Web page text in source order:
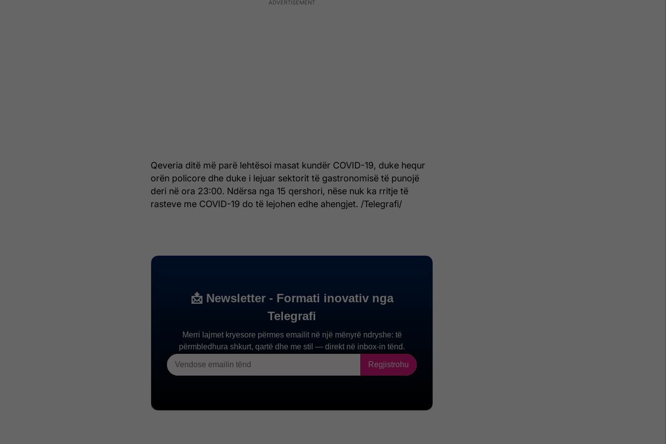
Qeveria ditë më parë lehtësoi masat kundër COVID-19, duke hequr
orën policore dhe duke i lejuar sektorit të gastronomisë të punojë
deri në ora 23:00. Ndërsa nga 15 qershori, nëse nuk ka rritje të
rasteve me COVID-19 do të lejohen edhe ahengjet. /Telegrafi/